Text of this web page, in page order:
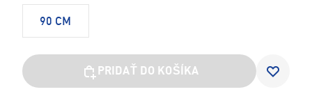
90 CM
PRIDAŤ DO KOŠÍKA